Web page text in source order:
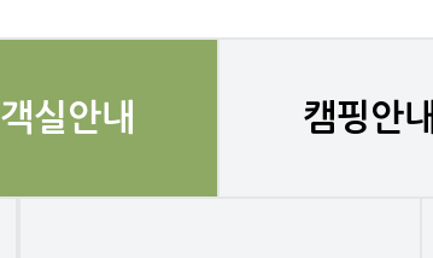
객실안내 캠핑안내